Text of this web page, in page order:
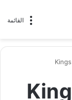
القائمة